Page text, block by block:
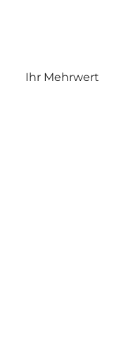
Ihr Mehrwert